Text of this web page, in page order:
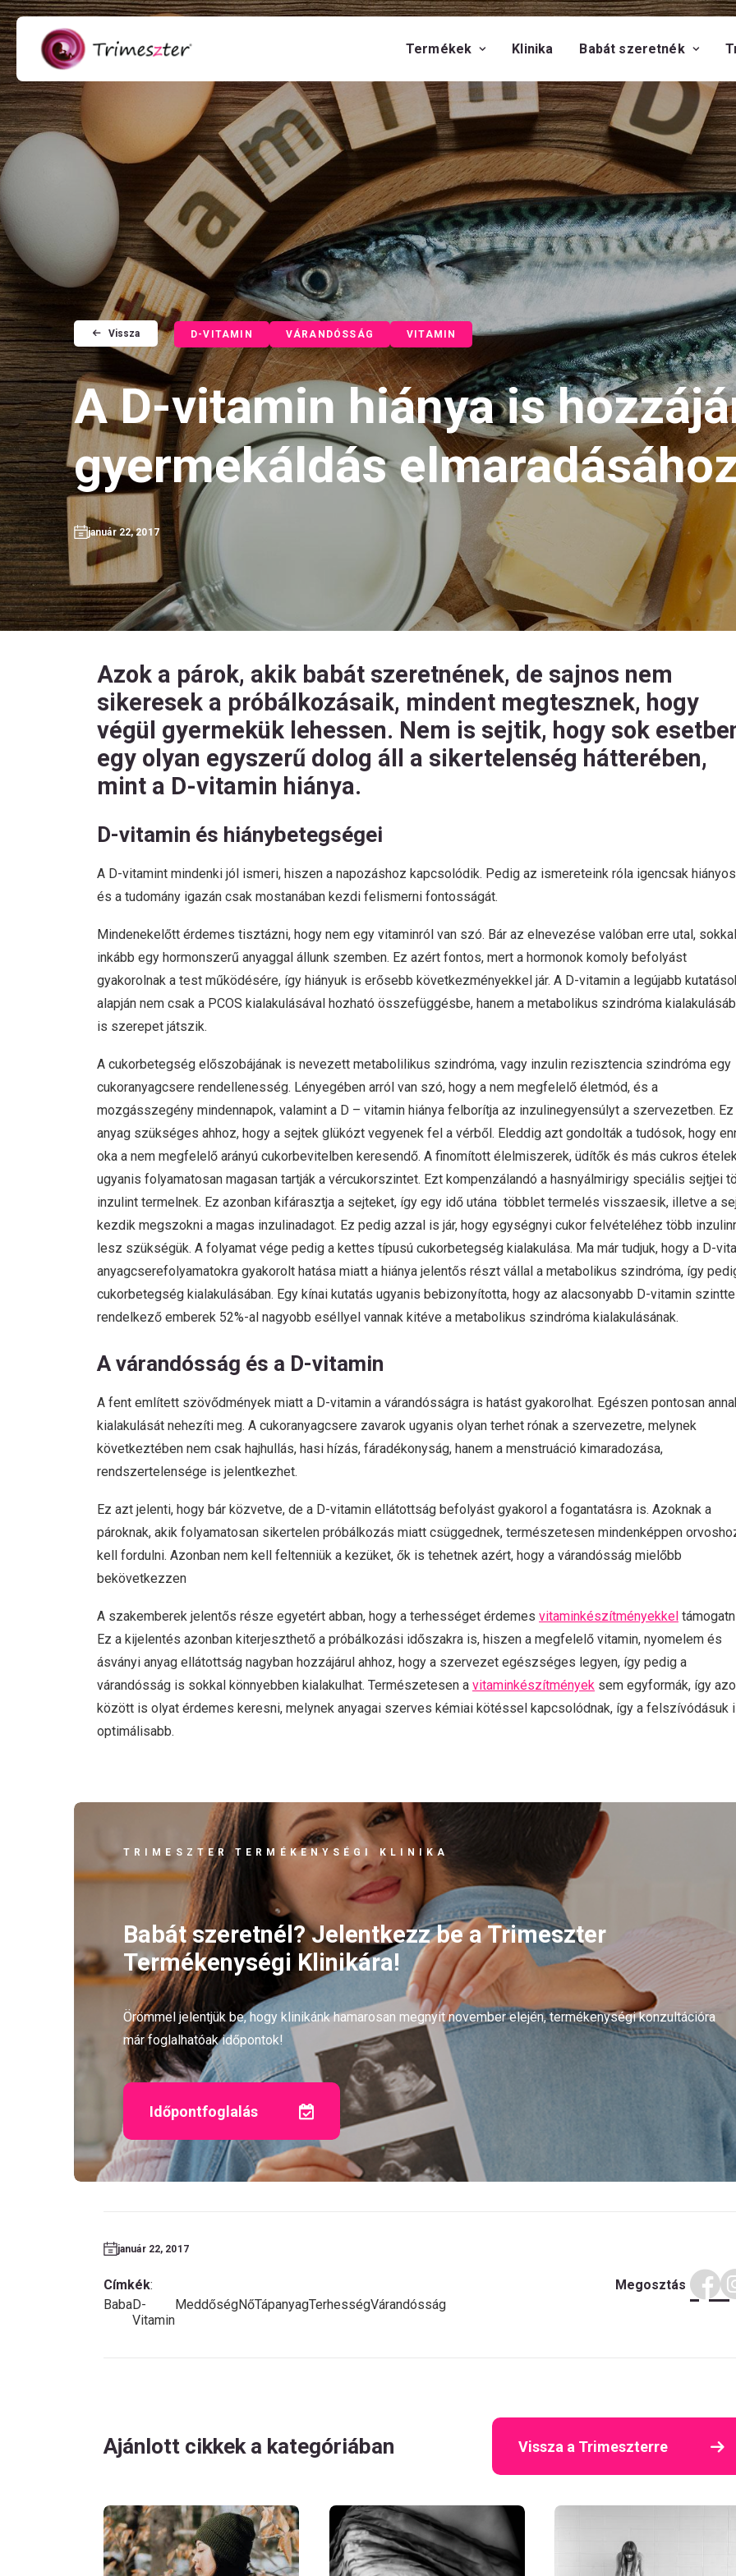
Termékek Klinika Babát szeretnék
Vissza D-VITAMIN VÁRANDÓSSÁG VITAMIN
A D-vitamin hiánya is
gyermekáldás
január 22, 2017
Azok a párok, akik babát szeretnének, de sajnos nem
sikeresek a próbálkozásaik, mindent megtesznek, hogy
végül gyermekük lehessen. Nem is sejtik, hogy sok
egy olyan egyszerű dolog áll a sikertelenség hátterében,
mint a D-vitamin hiánya.
D-vitamin és hiánybetegségei
A D-vitamint mindenki jól ismeri, hiszen a napozáshoz kapcsolódik. Pedig az ismereteink róla igencsak
és a tudomány igazán csak mostanában kezdi felismerni fontosságát.
Mindenekelőtt érdemes tisztázni, hogy nem egy vitaminról van szó. Bár az elnevezése valóban erre utal, sokkal
inkább egy hormonszerű anyaggal állunk szemben. Ez azért fontos, mert a hormonok komoly befolyást
gyakorolnak a test működésére, így hiányuk is erősebb következményekkel jár. A D-vitamin a legújabb
alapján nem csak a PCOS kialakulásával hozható összefüggésbe, hanem a metabolikus szindróma
is szerepet játszik.
A cukorbetegség előszobájának is nevezett metabolilikus szindróma, vagy inzulin rezisztencia szindróma egy
cukoranyagcsere rendellenesség. Lényegében arról van szó, hogy a nem megfelelő életmód, és a
mozgásszegény mindennapok, valamint a D – vitamin hiánya felborítja az inzulinegyensúlyt a szervezetben. Ez
anyag szükséges ahhoz, hogy a sejtek glükózt vegyenek fel a vérből. Eleddig azt gondolták a tudósok, hogy
oka a nem megfelelő arányú cukorbevitelben keresendő. A finomított élelmiszerek, üdítők és más cukros
ugyanis folyamatosan magasan tartják a vércukorszintet. Ezt kompenzálandó a hasnyálmirigy speciális sejtjei
inzulint termelnek. Ez azonban kifárasztja a sejteket, így egy idő utána többlet termelés visszaesik, illetve a
kezdik megszokni a magas inzulinadagot. Ez pedig azzal is jár, hogy egységnyi cukor felvételéhez több
lesz szükségük. A folyamat vége pedig a kettes típusú cukorbetegség kialakulása. Ma már tudjuk, hogy a D-
anyagcserefolyamatokra gyakorolt hatása miatt a hiánya jelentős részt vállal a metabolikus szindróma, így
cukorbetegség kialakulásában. Egy kínai kutatás ugyanis bebizonyította, hogy az alacsonyabb D-vitamin
rendelkező emberek 52%-al nagyobb eséllyel vannak kitéve a metabolikus szindróma kialakulásának.
A várandósság és a D-vitamin
A fent említett szövődmények miatt a D-vitamin a várandósságra is hatást gyakorolhat. Egészen pontosan
kialakulását nehezíti meg. A cukoranyagcsere zavarok ugyanis olyan terhet rónak a szervezetre, melynek
következtében nem csak hajhullás, hasi hízás, fáradékonyság, hanem a menstruáció kimaradozása,
rendszertelensége is jelentkezhet.
Ez azt jelenti, hogy bár közvetve, de a D-vitamin ellátottság befolyást gyakorol a fogantatásra is. Azoknak a
pároknak, akik folyamatosan sikertelen próbálkozás miatt csüggednek, természetesen mindenképpen
kell fordulni. Azonban nem kell feltenniük a kezüket, ők is tehetnek azért, hogy a várandósság mielőbb
bekövetkezzen
A szakemberek jelentős része egyetért abban, hogy a terhességet érdemes vitaminkészítményekkel
Ez a kijelentés azonban kiterjeszthető a próbálkozási időszakra is, hiszen a megfelelő vitamin, nyomelem és
ásványi anyag ellátottság nagyban hozzájárul ahhoz, hogy a szervezet egészséges legyen, így pedig a
várandósság is sokkal könnyebben kialakulhat. Természetesen a vitaminkészítmények sem egyformák, így
között is olyat érdemes keresni, melynek anyagai szerves kémiai kötéssel kapcsolódnak, így a felszívódásuk
optimálisabb.
TRIMESZTER TERMÉKENYSÉGI KLINIKA
Babát szeretnél? Jelentkezz be a Trimeszter
Termékenységi Klinikára!
Örömmel jelentjük be, hogy klinikánk hamarosan megnyit november elején, termékenységi konzultációra
már foglalhatóak időpontok!
Időpontfoglalás
január 22, 2017
Címkék:
BabaD-
Vitamin
MeddőségNőTápanyagTerhességVárandósság
Megosztás
Ajánlott cikkek a kategóriában Vissza a Trimeszterre